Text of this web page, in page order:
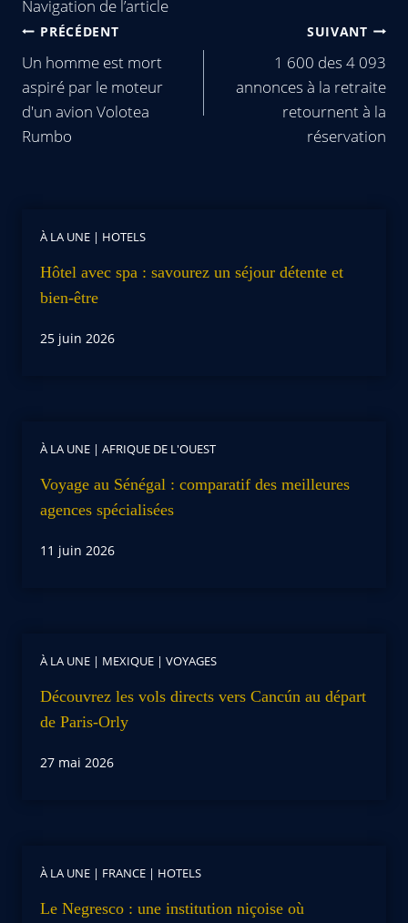
Navigation de l’article
PRÉCÉDENT
Un homme est mort
aspiré par le moteur
d'un avion Volotea
Rumbo
SUIVANT
1 600 des 4 093
annonces à la retraite
retournent à la
réservation
À LA UNE | HOTELS
Hôtel avec spa : savourez un séjour détente et
bien-être
25 juin 2026
À LA UNE | AFRIQUE DE L'OUEST
Voyage au Sénégal : comparatif des meilleures
agences spécialisées
11 juin 2026
À LA UNE | MEXIQUE | VOYAGES
Découvrez les vols directs vers Cancún au départ
de Paris-Orly
27 mai 2026
À LA UNE | FRANCE | HOTELS
Le Negresco : une institution niçoise où